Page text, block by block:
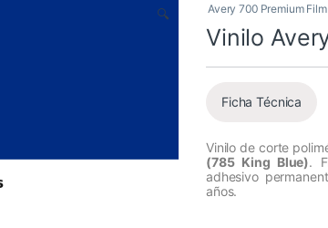
🔍 Avery 700 Premium Film
Vinilo
Ficha Técnica
Vinilo de corte
(785 King Blue).
adhesivo
años.